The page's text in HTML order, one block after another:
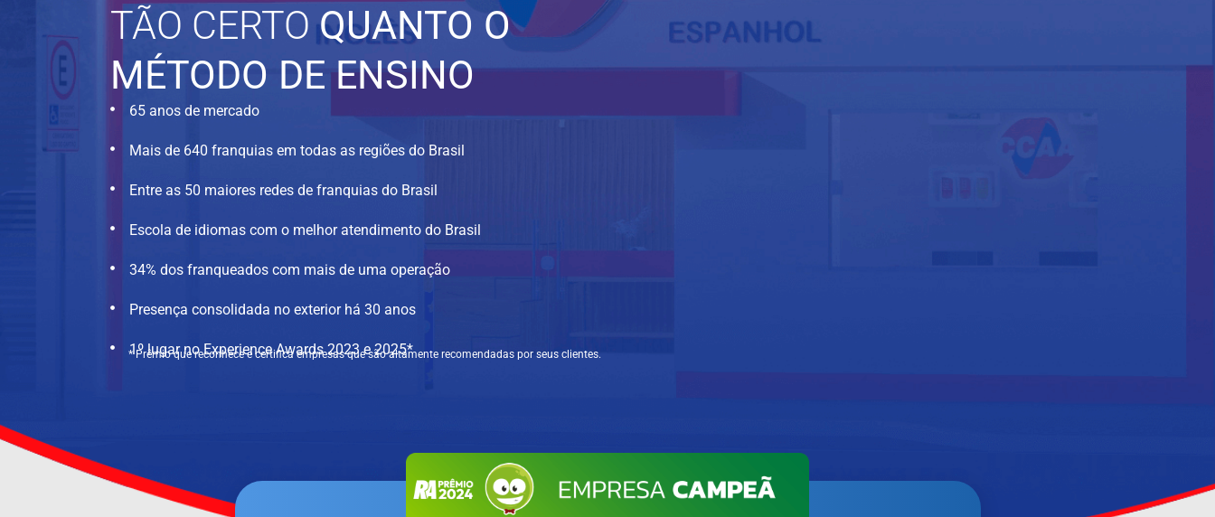
TÃO CERTOQUANTO O
MÉTODO DE ENSINO
65 anos de mercado
Mais de 640 franquias em todas as regiões do Brasil
Entre as 50 maiores redes de franquias do Brasil
Escola de idiomas com o melhor atendimento do Brasil
34% dos franqueados com mais de uma operação
Presença consolidada no exterior há 30 anos
1º lugar no Experience Awards 2023 e 2025*
* Prêmio que reconhece e certifica empresas que são altamente recomendadas por seus clientes.